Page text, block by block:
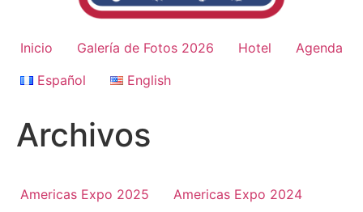
Inicio Galería de Fotos 2026 Hotel
Agenda
Español
English
Archivos
Americas Expo 2025
Americas Expo 2024